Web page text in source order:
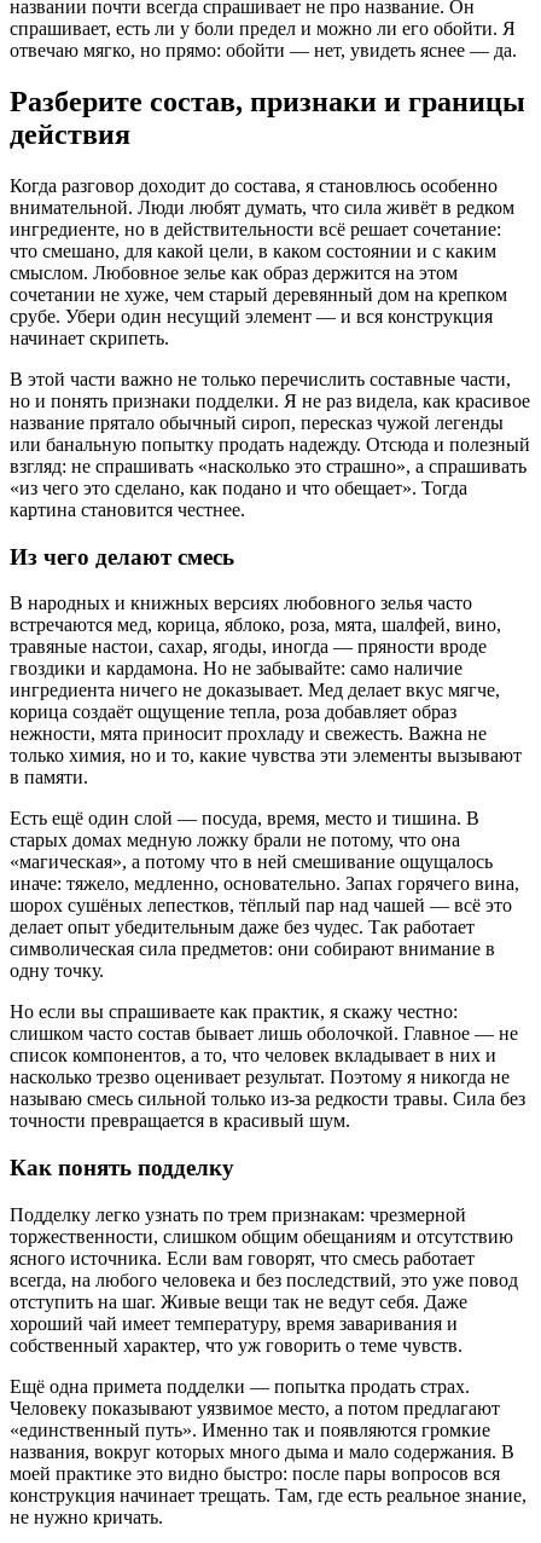
названии почти всегда спрашивает не про название. Он
спрашивает, есть ли у боли предел и можно ли его обойти. Я
отвечаю мягко, но прямо: обойти — нет, увидеть яснее — да.
Разберите состав, признаки и границы
действия
Когда разговор доходит до состава, я становлюсь особенно
внимательной. Люди любят думать, что сила живёт в редком
ингредиенте, но в действительности всё решает сочетание:
что смешано, для какой цели, в каком состоянии и с каким
смыслом. Любовное зелье как образ держится на этом
сочетании не хуже, чем старый деревянный дом на крепком
срубе. Убери один несущий элемент — и вся конструкция
начинает скрипеть.
В этой части важно не только перечислить составные части,
но и понять признаки подделки. Я не раз видела, как красивое
название прятало обычный сироп, пересказ чужой легенды
или банальную попытку продать надежду. Отсюда и полезный
взгляд: не спрашивать «насколько это страшно», а спрашивать
«из чего это сделано, как подано и что обещает». Тогда
картина становится честнее.
Из чего делают смесь
В народных и книжных версиях любовного зелья часто
встречаются мед, корица, яблоко, роза, мята, шалфей, вино,
травяные настои, сахар, ягоды, иногда — пряности вроде
гвоздики и кардамона. Но не забывайте: само наличие
ингредиента ничего не доказывает. Мед делает вкус мягче,
корица создаёт ощущение тепла, роза добавляет образ
нежности, мята приносит прохладу и свежесть. Важна не
только химия, но и то, какие чувства эти элементы вызывают
в памяти.
Есть ещё один слой — посуда, время, место и тишина. В
старых домах медную ложку брали не потому, что она
«магическая», а потому что в ней смешивание ощущалось
иначе: тяжело, медленно, основательно. Запах горячего вина,
шорох сушёных лепестков, тёплый пар над чашей — всё это
делает опыт убедительным даже без чудес. Так работает
символическая сила предметов: они собирают внимание в
одну точку.
Но если вы спрашиваете как практик, я скажу честно:
слишком часто состав бывает лишь оболочкой. Главное — не
список компонентов, а то, что человек вкладывает в них и
насколько трезво оценивает результат. Поэтому я никогда не
называю смесь сильной только из-за редкости травы. Сила без
точности превращается в красивый шум.
Как понять подделку
Подделку легко узнать по трем признакам: чрезмерной
торжественности, слишком общим обещаниям и отсутствию
ясного источника. Если вам говорят, что смесь работает
всегда, на любого человека и без последствий, это уже повод
отступить на шаг. Живые вещи так не ведут себя. Даже
хороший чай имеет температуру, время заваривания и
собственный характер, что уж говорить о теме чувств.
Ещё одна примета подделки — попытка продать страх.
Человеку показывают уязвимое место, а потом предлагают
«единственный путь». Именно так и появляются громкие
названия, вокруг которых много дыма и мало содержания. В
моей практике это видно быстро: после пары вопросов вся
конструкция начинает трещать. Там, где есть реальное знание,
не нужно кричать.